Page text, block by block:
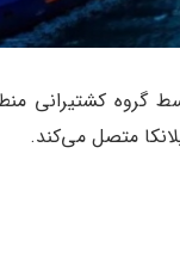
متصل می‌کند.